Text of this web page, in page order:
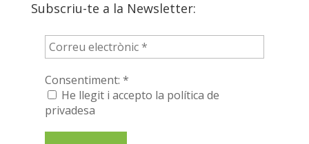
Subscriu-te a la Newsletter:
Consentiment: *
He llegit i accepto la política de
privadesa